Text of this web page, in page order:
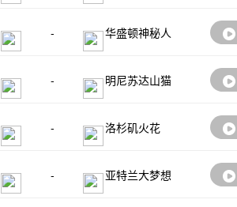
- 华盛顿神秘人
- 明尼苏达山猫
- 洛杉矶火花
- 亚特兰大梦想